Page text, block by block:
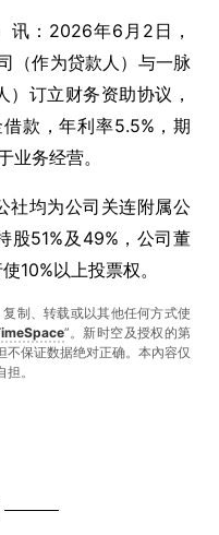
讯：2026年6月2日，
（作为贷款人）与一脉
订立财务资助协议，
款，年利率5.5%，期
业务经营。
社均为公司关连附属公
股51%及49%，公司董
10%以上投票权。
制、转载或以其他任何方式使
”。新时空及授权的第
保证数据绝对正确。本內容仅
。